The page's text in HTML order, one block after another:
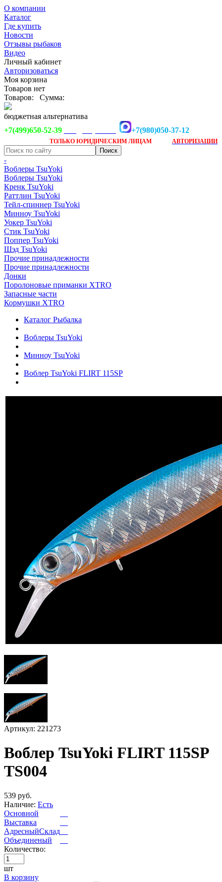
О компании
Каталог
Где купить
Новости
Отзывы рыбаков
Видео
Личный кабинет
Авторизоваться
Моя корзина
Товаров нет
Товаров:
Сумма:
бюджетная альтернатива
+7(499)650-52-39
+7(980)050-37-12
ТОЛЬКО ЮРИДИЧЕСКИМ ЛИЦАМ АВТОРИЗАЦИИ
-
Воблеры TsuYoki
Воблеры TsuYoki
Кренк TsuYoki
Раттлин TsuYoki
Тейл-спиннер TsuYoki
Минноу TsuYoki
Уокер TsuYoki
Стик TsuYoki
Поппер TsuYoki
Шэд TsuYoki
Прочие принадлежности
Прочие принадлежности
Донки
Поролоновые приманки XTRO
Запасные части
Кормушки XTRO
Каталог Рыбалка
Воблеры TsuYoki
Минноу TsuYoki
Воблер TsuYoki FLIRT 115SP
Артикул: 221273
Воблер TsuYoki FLIRT 115SP
TS004
539 руб.
Наличие: Есть
Основной
Выставка
АдресныйСклад
Объединеный
Количество:
шт
В корзину